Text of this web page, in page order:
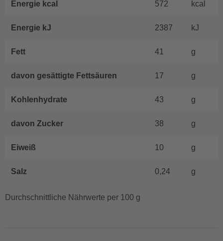
Energie kcal 572 kcal
Energie kJ 2387 kJ
Fett 41 g
davon gesättigte Fettsäuren 17 g
Kohlenhydrate 43 g
davon Zucker 38 g
Eiweiß 10 g
Salz 0,24 g
Durchschnittliche Nährwerte per 100 g